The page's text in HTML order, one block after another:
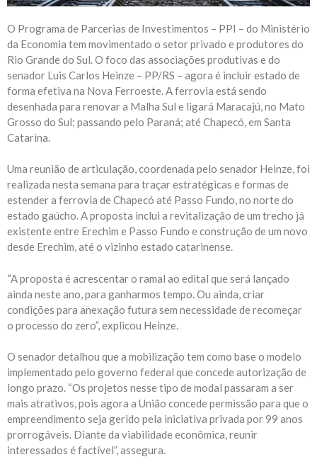
O Programa de Parcerias de Investimentos – PPI – do Ministério
da Economia tem movimentado o setor privado e produtores do
Rio Grande do Sul. O foco das associações produtivas e do
senador Luis Carlos Heinze – PP/RS – agora é incluir estado de
forma efetiva na Nova Ferroeste. A ferrovia está sendo
desenhada para renovar a Malha Sul e ligará Maracajú, no Mato
Grosso do Sul; passando pelo Paraná; até Chapecó, em Santa
Catarina.
Uma reunião de articulação, coordenada pelo senador Heinze, foi
realizada nesta semana para traçar estratégicas e formas de
estender a ferrovia de Chapecó até Passo Fundo, no norte do
estado gaúcho. A proposta inclui a revitalização de um trecho já
existente entre Erechim e Passo Fundo e construção de um novo
desde Erechim, até o vizinho estado catarinense.
“A proposta é acrescentar o ramal ao edital que será lançado
ainda neste ano, para ganharmos tempo. Ou ainda, criar
condições para anexação futura sem necessidade de recomeçar
o processo do zero”, explicou Heinze.
O senador detalhou que a mobilização tem como base o modelo
implementado pelo governo federal que concede autorização de
longo prazo. “Os projetos nesse tipo de modal passaram a ser
mais atrativos, pois agora a União concede permissão para que o
empreendimento seja gerido pela iniciativa privada por 99 anos
prorrogáveis. Diante da viabilidade econômica, reunir
interessados é factível”, assegura.